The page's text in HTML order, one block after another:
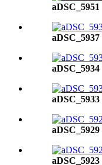
aDSC_5951
aDSC_5937
aDSC_5934
aDSC_5933
aDSC_5929
aDSC_5923